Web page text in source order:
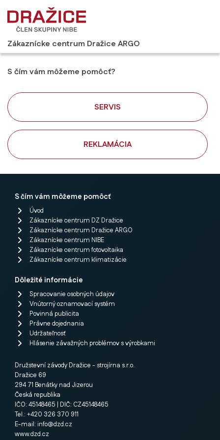
Zákaznícke centrum Dražice ARGO
S čím vám môžeme pomôcť?
SERVIS
REKLAMÁCIA
S čím vám môžeme pomôcť
Úvod
Zákaznícke centrum DZ Dražice
Zákaznícke centrum Dražice ARGO
Zákaznícke centrum NIBE
Zákaznícke centrum fotovoltaika
Zákaznícke centrum klimatizácie
Dôležité informácie
Spracovanie osobných údajov
Vnútorný oznamovací systém
Povinná publicita
Právne dojednania
Udržateľnosť
Hlásenie závažných problémov s výrobkami
Družstevní závody Dražice - strojírna s.r.o.
Dražice 69
294 71 Benátky nad Jizerou
Česká republika
IČO: 45148465 | DIČ: CZ45148465
Tel.: +420 326 370 911
E-mail: info@dzd.cz
www.dzd.cz